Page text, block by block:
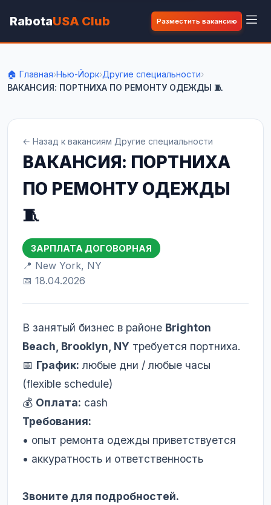
RabotaUSA Club Разместить вакансию
🏠 Главная›Нью-Йорк›Другие специальности›
ВАКАНСИЯ: ПОРТНИХА ПО РЕМОНТУ ОДЕЖДЫ 🧵
← Назад к вакансиям Другие специальности
ВАКАНСИЯ: ПОРТНИХА
ПО РЕМОНТУ ОДЕЖДЫ
🧵
ЗАРПЛАТА ДОГОВОРНАЯ
📍 New York, NY
📅 18.04.2026
В занятый бизнес в районе Brighton
Beach, Brooklyn, NY требуется портниха.
📅 График: любые дни / любые часы
(flexible schedule)
💰 Оплата: cash
Требования:
• опыт ремонта одежды приветствуется
• аккуратность и ответственность
Звоните для подробностей.